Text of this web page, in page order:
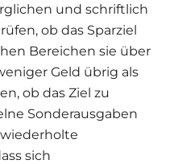
und schriftlich
ob das Sparziel
Bereichen sie über
Geld übrig als
ob das Ziel zu
Sonderausgaben
sich